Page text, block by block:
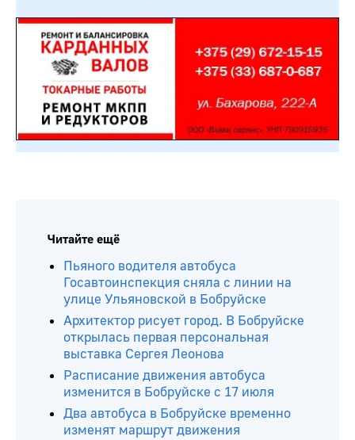
Читайте ещё
Пьяного водителя автобуса
Госавтоинспекция сняла с линии на
улице Ульяновской в Бобруйске
Архитектор рисует город. В Бобруйске
открылась первая персональная
выставка Сергея Леонова
Расписание движения автобуса
изменится в Бобруйске с 17 июля
Два автобуса в Бобруйске временно
изменят маршрут движения